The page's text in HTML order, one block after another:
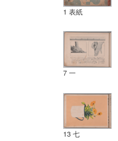
1 表紙
7 一
13 七